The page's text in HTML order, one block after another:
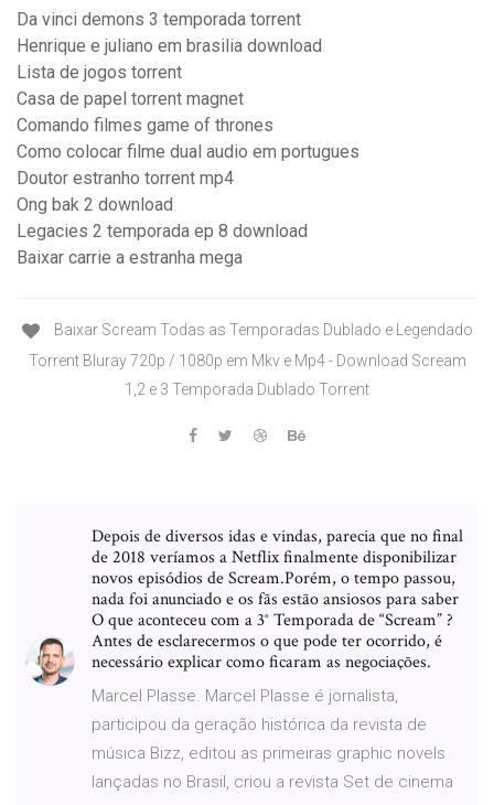
Da vinci demons 3 temporada torrent
Henrique e juliano em brasilia download
Lista de jogos torrent
Casa de papel torrent magnet
Comando filmes game of thrones
Como colocar filme dual audio em portugues
Doutor estranho torrent mp4
Ong bak 2 download
Legacies 2 temporada ep 8 download
Baixar carrie a estranha mega
Baixar Scream Todas as Temporadas Dublado e Legendado
Torrent Bluray 720p / 1080p em Mkv e Mp4 - Download Scream
1,2 e 3 Temporada Dublado Torrent
Depois de diversos idas e vindas, parecia que no final
de 2018 veríamos a Netflix finalmente disponibilizar
novos episódios de Scream.Porém, o tempo passou,
nada foi anunciado e os fãs estão ansiosos para saber
O que aconteceu com a 3° Temporada de “Scream” ?
Antes de esclarecermos o que pode ter ocorrido, é
necessário explicar como ficaram as negociações.
Marcel Plasse. Marcel Plasse é jornalista,
participou da geração histórica da revista de
música Bizz, editou as primeiras graphic novels
lançadas no Brasil, criou a revista Set de cinema